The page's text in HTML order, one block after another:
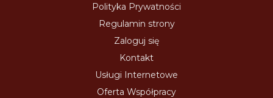
Polityka Prywatności
Regulamin strony
Zaloguj się
Kontakt
Usługi Internetowe
Oferta Współpracy